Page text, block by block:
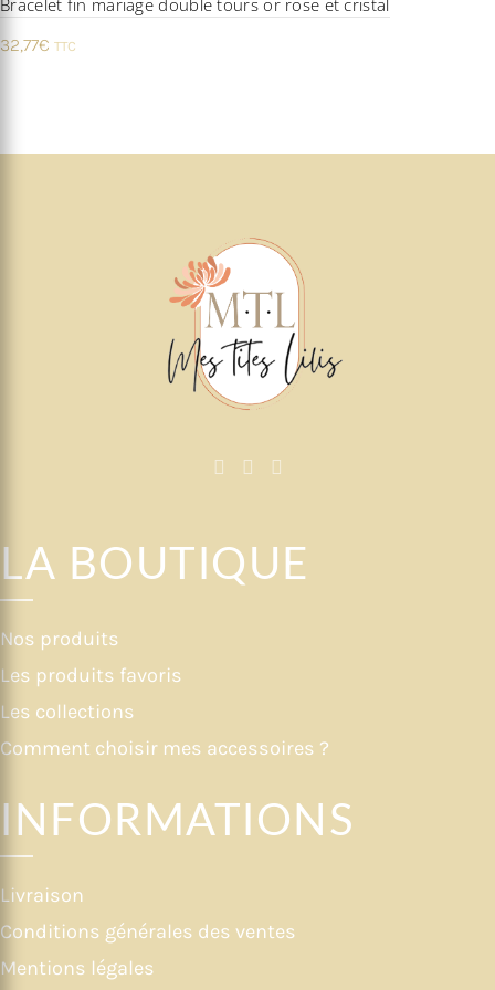
Bracelet fin mariage double tours or rose et cristal
32,77€ TTC
LA BOUTIQUE
Nos produits
Les produits favoris
Les collections
Comment choisir mes accessoires ?
INFORMATIONS
Livraison
Conditions générales des ventes
Mentions légales